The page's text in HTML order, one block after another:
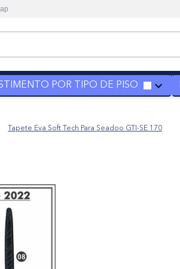
POR TIPO DE PISO
Tapete Eva Soft Tech Para Seadoo GTI-SE 170
trançado